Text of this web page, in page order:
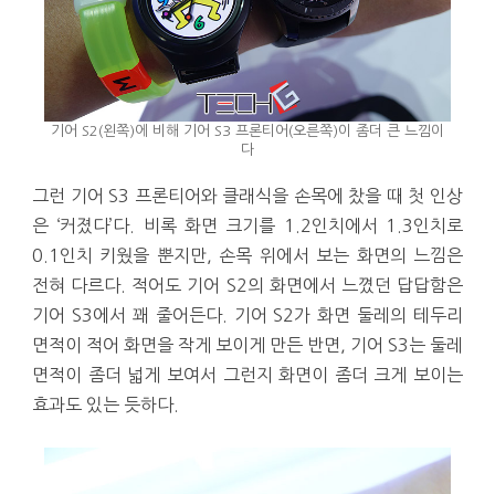
기어 S2(왼쪽)에 비해 기어 S3 프론티어(오른쪽)이 좀더 큰 느낌이
다
그런 기어 S3 프론티어와 클래식을 손목에 찼을 때 첫 인상
은 ‘커졌다’다. 비록 화면 크기를 1.2인치에서 1.3인치로
0.1인치 키웠을 뿐지만, 손목 위에서 보는 화면의 느낌은
전혀 다르다. 적어도 기어 S2의 화면에서 느꼈던 답답함은
기어 S3에서 꽤 줄어든다. 기어 S2가 화면 둘레의 테두리
면적이 적어 화면을 작게 보이게 만든 반면, 기어 S3는 둘레
면적이 좀더 넓게 보여서 그런지 화면이 좀더 크게 보이는
효과도 있는 듯하다.